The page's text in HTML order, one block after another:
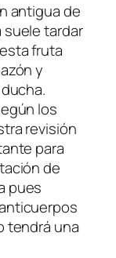
antigua de
suele tardar
fruta
y
los
revisión
para
de
pues
tendrá una